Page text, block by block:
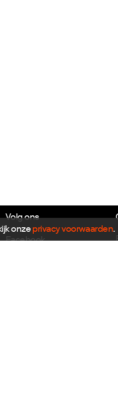
onze privacy voorwaarden.
Volg ons
Facebook